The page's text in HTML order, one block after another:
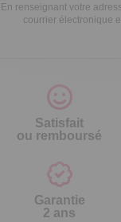
En renseignant votre
courrier électronique
Satisfait
ou remboursé
Garantie
2 ans